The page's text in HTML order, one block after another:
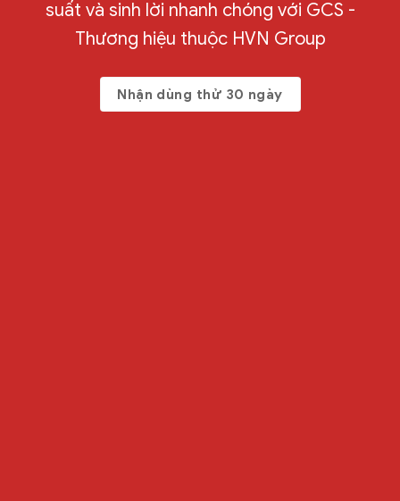
suất và sinh lời nhanh chóng với GCS -
Thương hiệu thuộc HVN Group
Nhận dùng thử 30 ngày